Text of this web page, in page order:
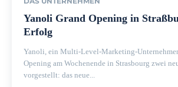
Yanoli Grand Opening in
Erfolg
Yanoli, ein Multi-Level-Marketing-
Opening am Wochenende in Strasbourg zwei
vorgestellt: das neue...